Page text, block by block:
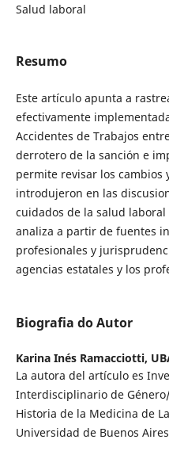
Salud laboral
Resumo
Este artículo apunta a
efectivamente
Accidentes de Trabajos
derrotero de la sanción e
permite revisar los cambios
introdujeron en las
cuidados de la salud
analiza a partir de fuentes
profesionales y
agencias estatales y los
Biografia do Autor
Karina Inés Ramacciotti,
La autora del artículo es
Interdisciplinario de
Historia de la Medicina de
Universidad de Buenos